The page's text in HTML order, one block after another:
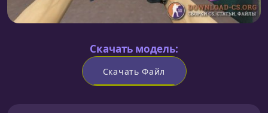
Скачать модель:
Скачать Файл